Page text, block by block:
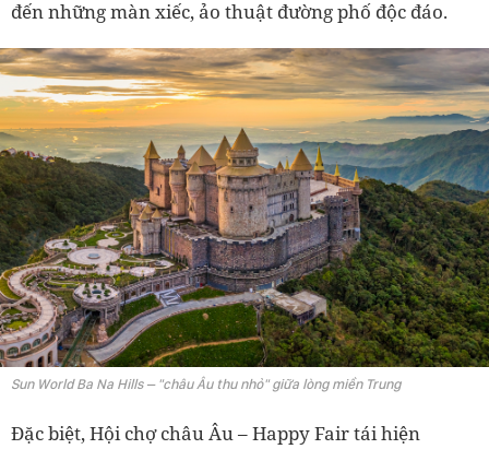
đến những màn xiếc, ảo thuật đường phố độc đáo.
Sun World Ba Na Hills – "châu Âu thu nhỏ" giữa lòng miền Trung
Đặc biệt, Hội chợ châu Âu – Happy Fair tái hiện